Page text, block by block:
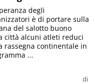
di
degli
è di portare sulla
del salotto buono
città alcuni atleti reduci
rassegna continentale in
...